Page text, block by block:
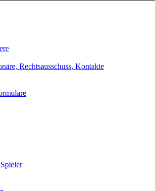
Rechtsausschuss, Kontakte